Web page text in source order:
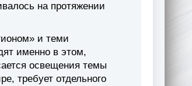
на протяжении
и теми
именно в этом,
освещения темы
требует отдельного